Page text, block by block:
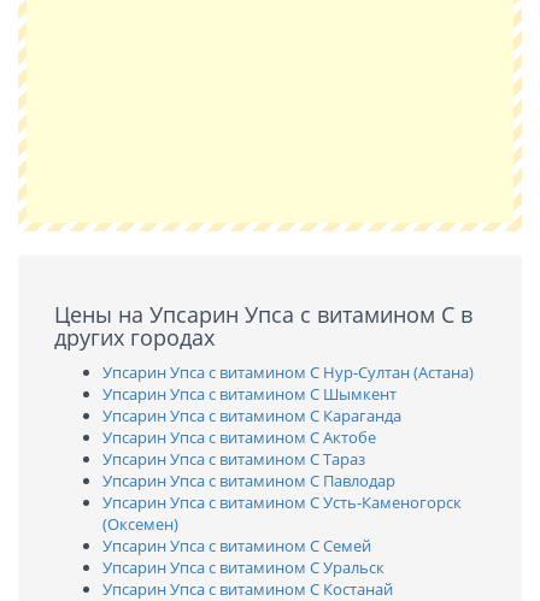
Цены на Упсарин Упса с витамином C в
других городах
Упсарин Упса с витамином C Нур-Султан (Астана)
Упсарин Упса с витамином C Шымкент
Упсарин Упса с витамином C Караганда
Упсарин Упса с витамином C Актобе
Упсарин Упса с витамином C Тараз
Упсарин Упса с витамином C Павлодар
Упсарин Упса с витамином C Усть-Каменогорск
(Оксемен)
Упсарин Упса с витамином C Семей
Упсарин Упса с витамином C Уральск
Упсарин Упса с витамином C Костанай